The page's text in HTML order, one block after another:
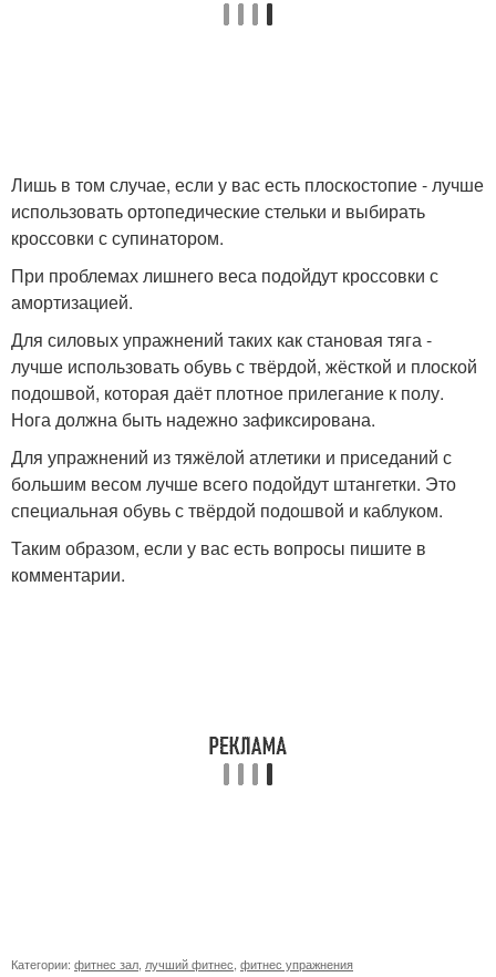
Лишь в том случае, если у вас есть плоскостопие - лучше
использовать ортопедические стельки и выбирать
кроссовки с супинатором.
При проблемах лишнего веса подойдут кроссовки с
амортизацией.
Для силовых упражнений таких как становая тяга -
лучше использовать обувь с твёрдой, жёсткой и плоской
подошвой, которая даёт плотное прилегание к полу.
Нога должна быть надежно зафиксирована.
Для упражнений из тяжёлой атлетики и приседаний с
большим весом лучше всего подойдут штангетки. Это
специальная обувь с твёрдой подошвой и каблуком.
Таким образом, если у вас есть вопросы пишите в
комментарии.
Категории: фитнес зал лучший фитнес фитнес упражнения